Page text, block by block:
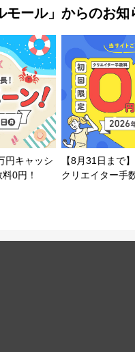
モール」からのお知
円キャッシ
0円！
【8月31日まで
クリエイター手